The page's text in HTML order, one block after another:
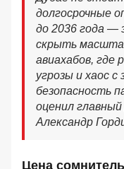
долгосрочные
до 2036 года —
скрыть
авиахабов, где
угрозы и хаос
безопасность
оценил
Александр
Цена